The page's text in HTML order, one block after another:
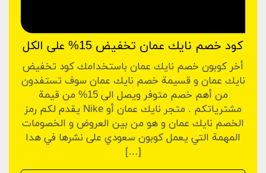
كود خصم نايك عمان تخفيض 15% على الكل
أخر كوبون خصم نايك عمان باستخدامك كود تخفيض
نايك عمان و قسيمة خصم نايك عمان سوف تستفدون
من أهم خصم متوفر ويصل الى 15% من قيمة
مشترياتكم . متجر نايك عمان أو Nike يقدم لكم رمز
الخصم نايك عمان و هو من بين العروض و الخصومات
المهمة التي يعمل كوبون سعودي على نشرها في هدا
[…]